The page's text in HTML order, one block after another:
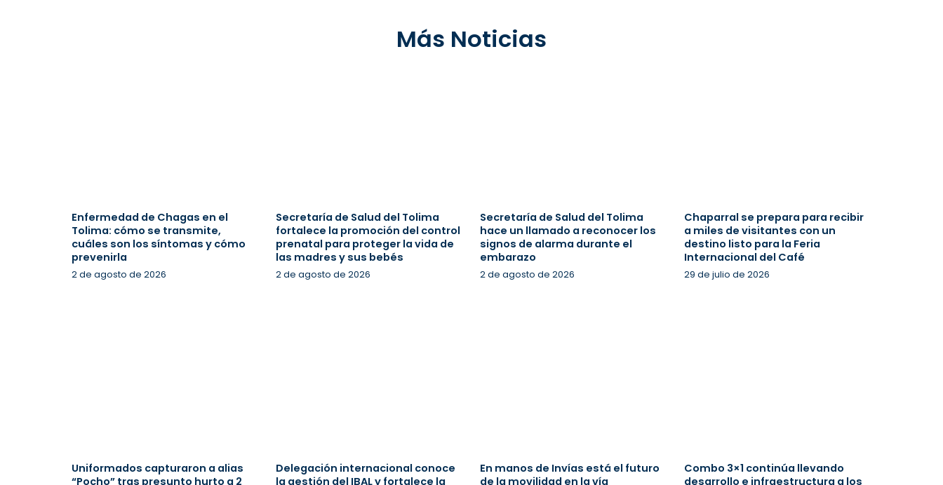
Más Noticias
Enfermedad de Chagas en el
Tolima: cómo se transmite,
cuáles son los síntomas y cómo
prevenirla
2 de agosto de 2026
Secretaría de Salud del Tolima
fortalece la promoción del control
prenatal para proteger la vida de
las madres y sus bebés
2 de agosto de 2026
Secretaría de Salud del Tolima
hace un llamado a reconocer los
signos de alarma durante el
embarazo
2 de agosto de 2026
Chaparral se prepara para recibir
a miles de visitantes con un
destino listo para la Feria
Internacional del Café
29 de julio de 2026
Uniformados capturaron a alias
“Pocho” tras presunto hurto a 2
Delegación internacional conoce
la gestión del IBAL y fortalece la
En manos de Invías está el futuro
de la movilidad en la vía
Combo 3×1 continúa llevando
desarrollo e infraestructura a los